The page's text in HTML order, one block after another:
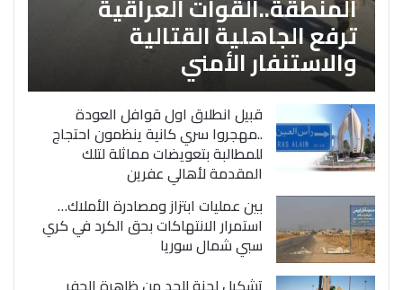
ترفع الجاهلية القتالية
والاستنفار الأمني
قبيل انطلاق اول قوافل العودة
..مهجروا سري كانية ينظمون احتجاج
للمطالبة بتعويضات مماثلة لتلك
المقدمة لأهالي عفرين
بين عمليات ابتزاز ومصادرة الأملاك…
استمرار الانتهاكات بحق الكرد في كري
سبي شمال سوريا